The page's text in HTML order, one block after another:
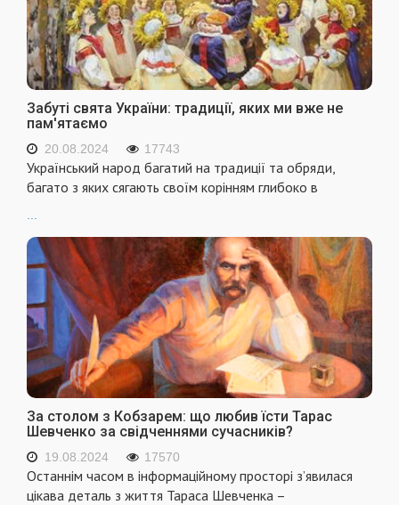
Забуті свята України: традиції, яких ми вже не
пам'ятаємо
20.08.2024 17743
Український народ багатий на традиції та обряди,
багато з яких сягають своїм корінням глибоко в
...
За столом з Кобзарем: що любив їсти Тарас
Шевченко за свідченнями сучасників?
19.08.2024 17570
Останнім часом в інформаційному просторі з’явилася
цікава деталь з життя Тараса Шевченка –